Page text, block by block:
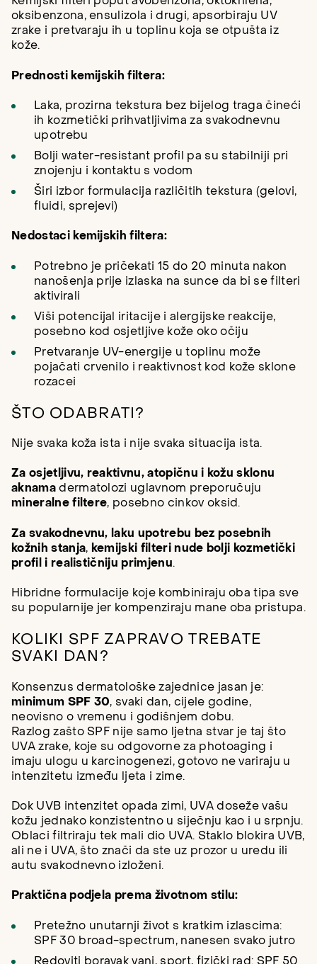
oksibenzona, ensulizola i drugi, apsorbiraju UV
zrake i pretvaraju ih u toplinu koja se otpušta iz
kože.
Prednosti kemijskih filtera:
Laka, prozirna tekstura bez bijelog traga čineći
ih kozmetički prihvatljivima za svakodnevnu
upotrebu
Bolji water-resistant profil pa su stabilniji pri
znojenju i kontaktu s vodom
Širi izbor formulacija različitih tekstura (gelovi,
fluidi, sprejevi)
Nedostaci kemijskih filtera:
Potrebno je pričekati 15 do 20 minuta nakon
nanošenja prije izlaska na sunce da bi se filteri
aktivirali
Viši potencijal iritacije i alergijske reakcije,
posebno kod osjetljive kože oko očiju
Pretvaranje UV-energije u toplinu može
pojačati crvenilo i reaktivnost kod kože sklone
rozacei
ŠTO ODABRATI?
Nije svaka koža ista i nije svaka situacija ista.
Za osjetljivu, reaktivnu, atopičnu i kožu sklonu
aknamadermatolozi uglavnom preporučuju
mineralne filtere, posebno cinkov oksid.
Za svakodnevnu, laku upotrebu bez posebnih
kožnih stanja, kemijski filteri nude bolji kozmetički
profil i realističniju primjenu.
Hibridne formulacije koje kombiniraju oba tipa sve
su popularnije jer kompenziraju mane oba pristupa.
KOLIKI SPF ZAPRAVO TREBATE
SVAKI DAN?
Konsenzus dermatološke zajednice jasan je:
minimum SPF 30, svaki dan, cijele godine,
neovisno o vremenu i godišnjem dobu.
Razlog zašto SPF nije samo ljetna stvar je taj što
UVA zrake, koje su odgovorne za photoaging i
imaju ulogu u karcinogenezi, gotovo ne variraju u
intenzitetu između ljeta i zime.
Dok UVB intenzitet opada zimi, UVA doseže vašu
kožu jednako konzistentno u siječnju kao i u srpnju.
Oblaci filtriraju tek mali dio UVA. Staklo blokira UVB,
ali ne i UVA, što znači da ste uz prozor u uredu ili
autu svakodnevno izloženi.
Praktična podjela prema životnom stilu:
Pretežno unutarnji život s kratkim izlascima:
SPF 30 broad-spectrum, nanesen svako jutro
Redoviti boravak vani, sport, fizički rad: SPF 50